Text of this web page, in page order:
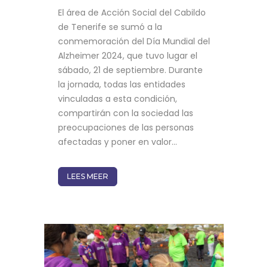
El área de Acción Social del Cabildo
de Tenerife se sumó a la
conmemoración del Día Mundial del
Alzheimer 2024, que tuvo lugar el
sábado, 21 de septiembre. Durante
la jornada, todas las entidades
vinculadas a esta condición,
compartirán con la sociedad las
preocupaciones de las personas
afectadas y poner en valor...
LEES MEER